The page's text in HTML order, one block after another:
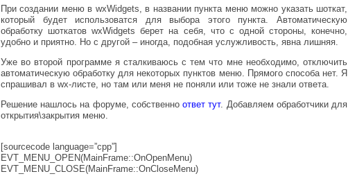
При создании меню в wxWidgets, в названии пункта меню можно указать шоткат,
который будет использоватся для выбора этого пункта. Автоматическую
обработку шоткатов wxWidgets берет на себя, что с одной стороны, конечно,
удобно и приятно. Но с другой – иногда, подобная услужливость, явна лишняя.
Уже во второй программе я сталкиваюсь с тем что мне необходимо, отключить
автоматическую обработку для некоторых пунктов меню. Прямого способа нет. Я
спрашивал в wx-листе, но там или меня не поняли или тоже не знали ответа.
Решение нашлось на форуме, собственноответ тут. Добавляем обработчики для
открытия\закрытия меню.
[sourcecode language=”cpp”]
EVT_MENU_OPEN(MainFrame::OnOpenMenu)
EVT_MENU_CLOSE(MainFrame::OnCloseMenu)